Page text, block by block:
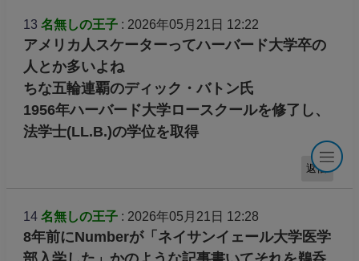
13 名無しの王子: 2026年05月21日 12:22
アメリカ人スケーターってハーバード大学卒の
人とか多いよね
ちな五輪連覇のディック・バトン氏
1956年ハーバード大学ロースクールを修了し、
法学士(LL.B.)の学位を取得
返信
14 名無しの王子: 2026年05月21日 12:28
8年前にNumberが「ネイサンイェール大学医学